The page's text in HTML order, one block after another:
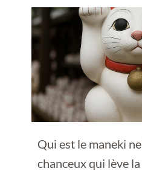
Qui est le maneki
chanceux qui lève